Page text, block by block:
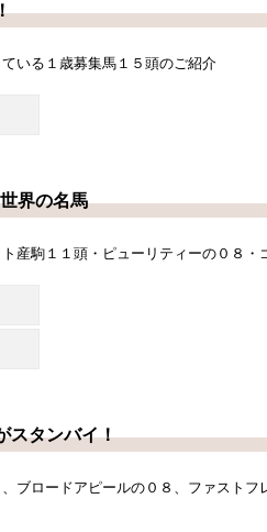
いる１歳募集馬１５頭のご紹介
界の名馬
産駒１１頭・ピューリティーの０８・
スタンバイ！
ブロードアピールの０８、ファスト